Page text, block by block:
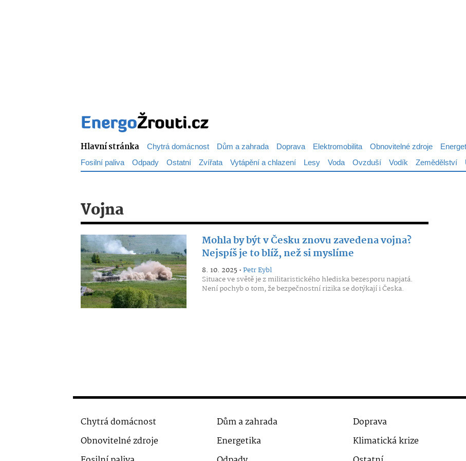
Hlavní stránka Chytrá domácnost Dům a zahrada Doprava Elektromobilita Obnovitelné zdroje
Fosilní paliva Odpady Ostatní Zvířata Vytápění a chlazení Lesy Voda Ovzduší Vodík Zemědělství
Vojna
Mohla by být v Česku znovu zavedena vojna?
Nejspíš je to blíž, než si myslíme
8. 10. 2025 •Petr Eybl
Situace ve světě je z militaristického hlediska bezesporu napjatá.
Není pochyb o tom, že bezpečnostní rizika se dotýkají i Česka.
Chytrá domácnost Dům a zahrada Doprava
Obnovitelné zdroje
Energetika Klimatická krize